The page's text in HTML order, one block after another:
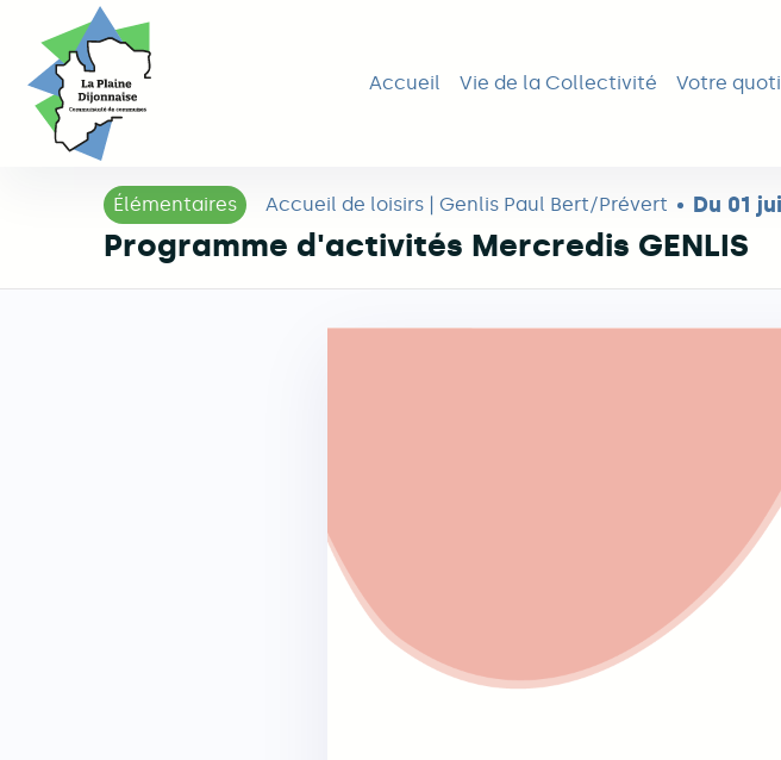
Aller
jusqu'au
contenu
principal
Navigation principale
Accueil Vie de la Collectivité Votre
Élémentaires Accueil de loisirs | Genlis Paul Bert/Prévert Du 01
Programme d'activités Mercredis GENLIS